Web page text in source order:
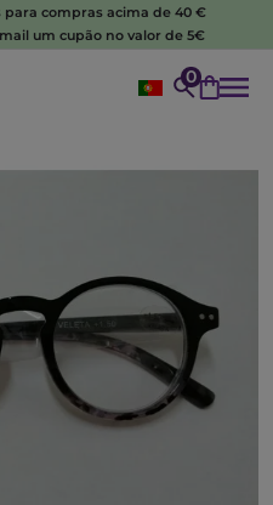
para compras acima de 40 €
um cupão no valor de 5€
0